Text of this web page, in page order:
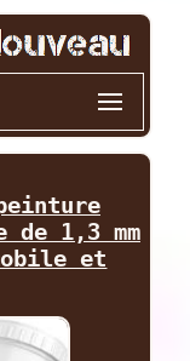
de 1,3 mm
et